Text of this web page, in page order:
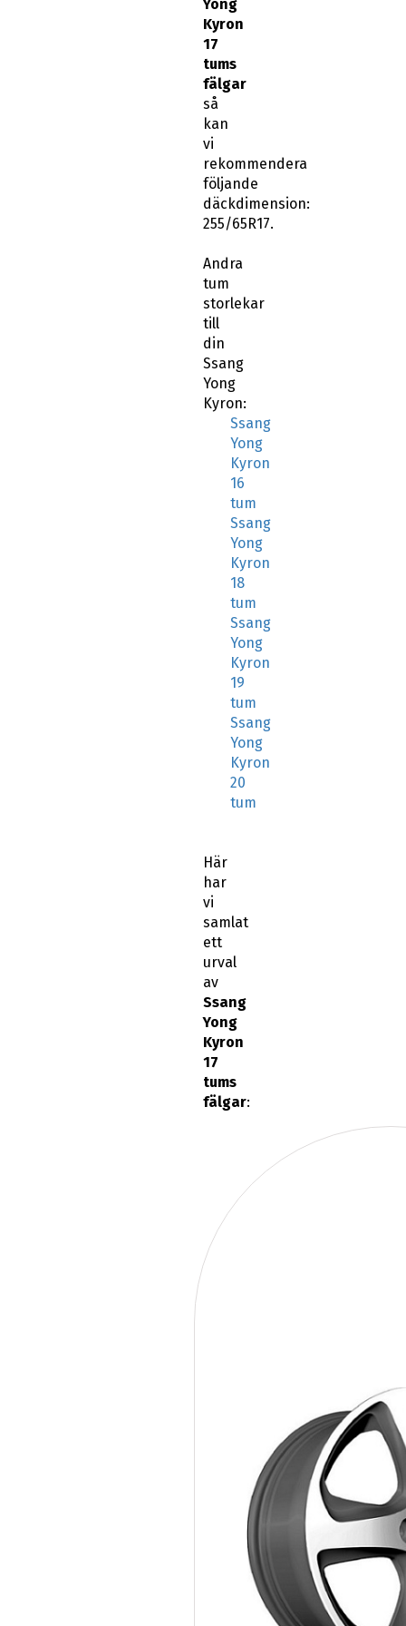
Yong
Kyron
17
tums
fälgar
så
kan
vi
rekommendera
följande
däckdimension:
255/65R17.
Andra
tum
storlekar
till
din
Ssang
Yong
Kyron:
Ssang
Yong
Kyron
16
tum
Ssang
Yong
Kyron
18
tum
Ssang
Yong
Kyron
19
tum
Ssang
Yong
Kyron
20
tum
Här
har
vi
samlat
ett
urval
av
Ssang
Yong
Kyron
17
tums
fälgar: